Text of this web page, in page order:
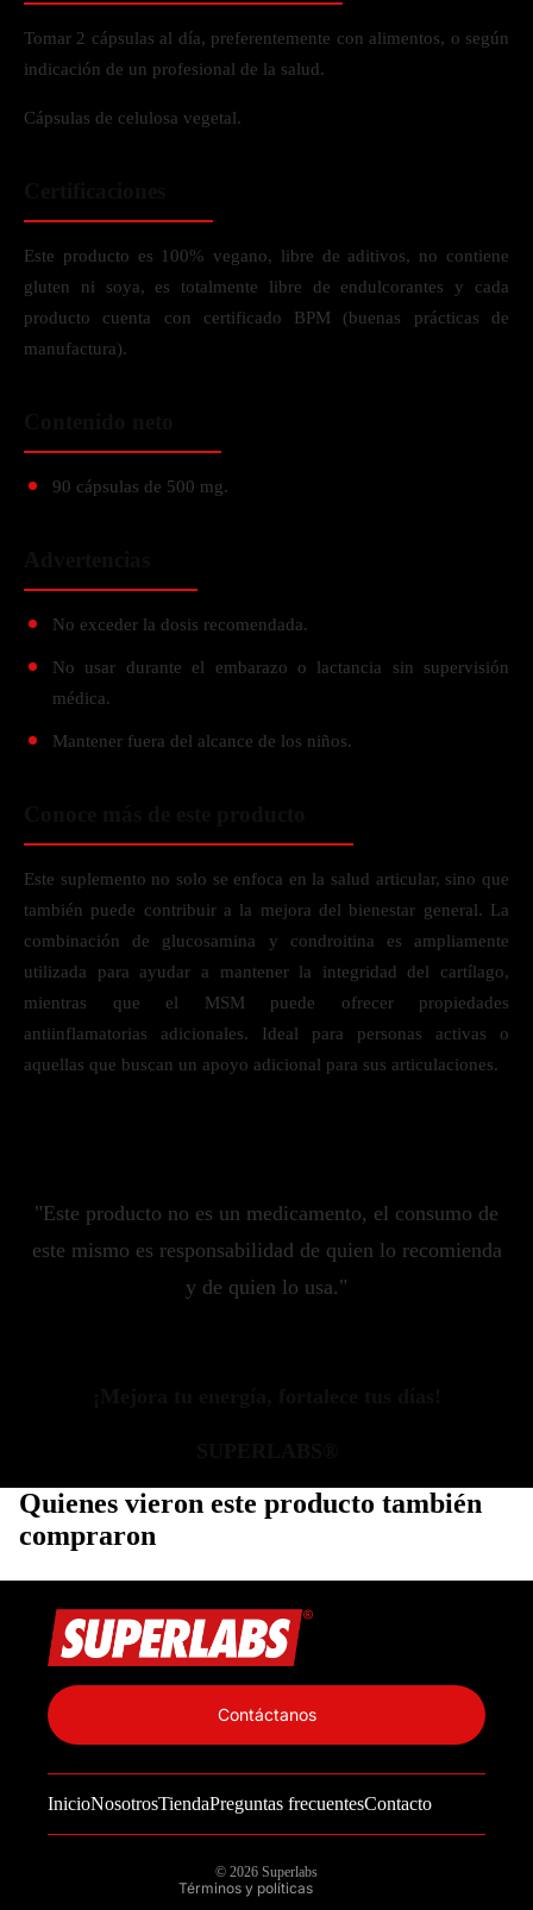
Tomar 2 cápsulas al día, preferentemente con alimentos, o según
indicación de un profesional de la salud.
Cápsulas de celulosa vegetal.
Este producto es 100% vegano, libre de aditivos, no contiene
gluten ni soya, es totalmente libre de endulcorantes y cada
producto cuenta con certificado BPM (buenas prácticas de
manufactura).
90 cápsulas de 500 mg.
No exceder la dosis recomendada.
No usar durante el embarazo o lactancia sin supervisión
médica.
Mantener fuera del alcance de los niños.
Este suplemento no solo se enfoca en la salud articular, sino que
también puede contribuir a la mejora del bienestar general. La
combinación de glucosamina y condroitina es ampliamente
utilizada para ayudar a mantener la integridad del cartílago,
mientras que el MSM puede ofrecer propiedades
antiinflamatorias adicionales. Ideal para personas activas o
aquellas que buscan un apoyo adicional para sus articulaciones.
"Este producto no es un medicamento, el consumo de
este mismo es responsabilidad de quien lo recomienda
y de quien lo usa."
Quienes vieron este producto también
compraron
InicioNosotrosTiendaPreguntas frecuentesContacto
Contáctanos
© 2026 Superlabs
Términos y políticas
Información de contacto
Política de reembolso
Términos del servicio
Política de envío